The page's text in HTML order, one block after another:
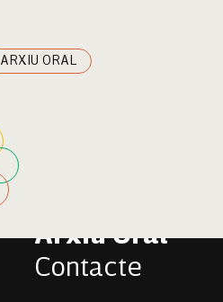
ARXIU ORAL
Arxiu Oral
Contacte